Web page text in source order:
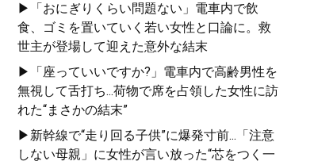
▶「おにぎりくらい問題ない」電車内で飲
食、ゴミを置いていく若い女性と口論に。救
世主が登場して迎えた意外な結末
▶「座っていいですか?」電車内で高齢男性を
無視して舌打ち...荷物で席を占領した女性に訪
れた“まさかの結末”
▶新幹線で“走り回る子供”に爆発寸前...「注意
しない母親」に女性が言い放った“芯をつく一